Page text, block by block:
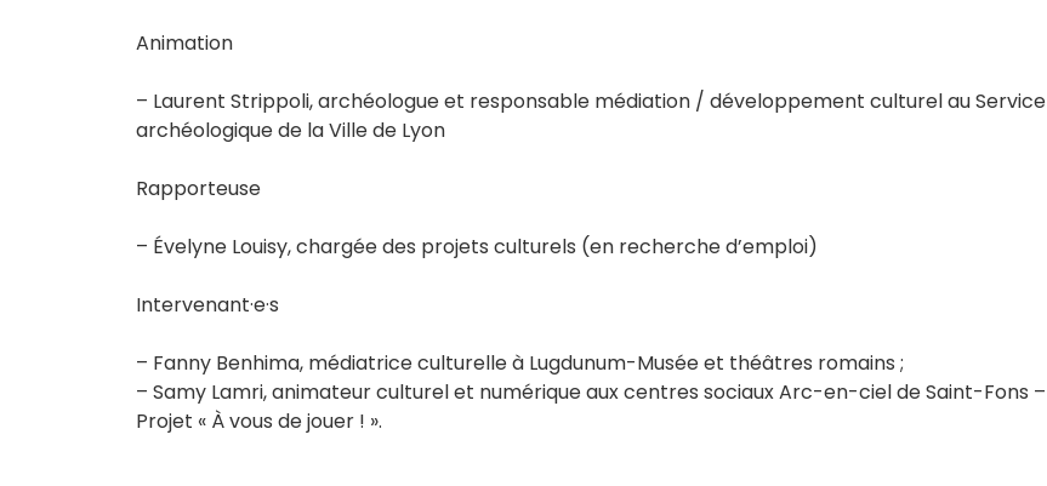
Animation
– Laurent Strippoli, archéologue et responsable médiation / développement culturel au Service
archéologique de la Ville de Lyon
Rapporteuse
– Évelyne Louisy, chargée des projets culturels (en recherche d’emploi)
Intervenant·e·s
– Fanny Benhima, médiatrice culturelle à Lugdunum-Musée et théâtres romains ;
– Samy Lamri, animateur culturel et numérique aux centres sociaux Arc-en-ciel de Saint-Fons –
Projet « À vous de jouer ! ».